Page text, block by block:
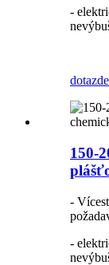
-
dotaz
150-
-
-